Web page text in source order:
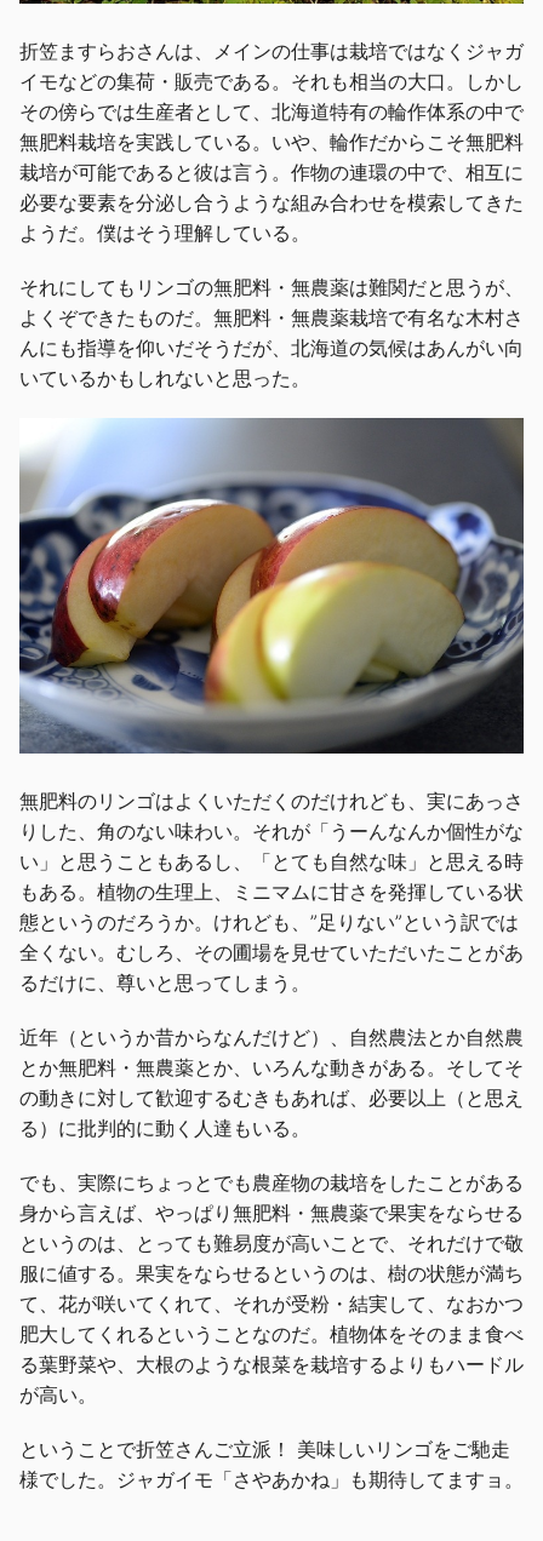
折笠ますらおさんは、メインの仕事は栽培ではなくジャガ
イモなどの集荷・販売である。それも相当の大口。しかし
その傍らでは生産者として、北海道特有の輪作体系の中で
無肥料栽培を実践している。いや、輪作だからこそ無肥料
栽培が可能であると彼は言う。作物の連環の中で、相互に
必要な要素を分泌し合うような組み合わせを模索してきた
ようだ。僕はそう理解している。
それにしてもリンゴの無肥料・無農薬は難関だと思うが、
よくぞできたものだ。無肥料・無農薬栽培で有名な木村さ
んにも指導を仰いだそうだが、北海道の気候はあんがい向
いているかもしれないと思った。
無肥料のリンゴはよくいただくのだけれども、実にあっさ
りした、角のない味わい。それが「うーんなんか個性がな
い」と思うこともあるし、「とても自然な味」と思える時
もある。植物の生理上、ミニマムに甘さを発揮している状
態というのだろうか。けれども、”足りない”という訳では
全くない。むしろ、その圃場を見せていただいたことがあ
るだけに、尊いと思ってしまう。
近年（というか昔からなんだけど）、自然農法とか自然農
とか無肥料・無農薬とか、いろんな動きがある。そしてそ
の動きに対して歓迎するむきもあれば、必要以上（と思え
る）に批判的に動く人達もいる。
でも、実際にちょっとでも農産物の栽培をしたことがある
身から言えば、やっぱり無肥料・無農薬で果実をならせる
というのは、とっても難易度が高いことで、それだけで敬
服に値する。果実をならせるというのは、樹の状態が満ち
て、花が咲いてくれて、それが受粉・結実して、なおかつ
肥大してくれるということなのだ。植物体をそのまま食べ
る葉野菜や、大根のような根菜を栽培するよりもハードル
が高い。
ということで折笠さんご立派！ 美味しいリンゴをご馳走
様でした。ジャガイモ「さやあかね」も期待してますョ。